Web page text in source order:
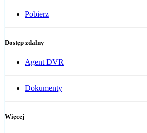
Pobierz
Dostęp zdalny
Agent DVR
Dokumenty
Więcej